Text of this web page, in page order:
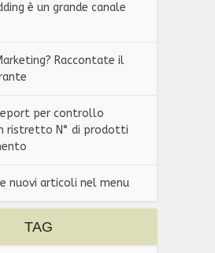
è un grande canale
Raccontate il
per controllo
ristretto N° di prodotti
nuovi articoli nel menu
TAG